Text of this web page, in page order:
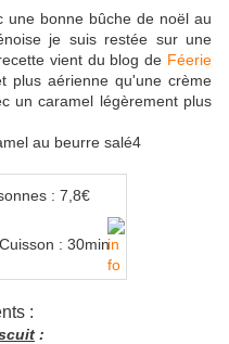
une bonne bûche de noël au
je suis restée sur une
vient du blog de Féerie
plus aérienne qu'une crème
un caramel légèrement plus
: 7,8€
: 30min
:
: